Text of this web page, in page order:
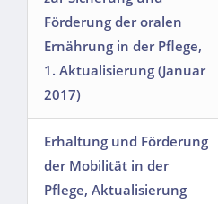
Förderung der oralen
Ernährung in der Pflege,
1. Aktualisierung (Januar
2017)
Erhaltung und Förderung
der Mobilität in der
Pflege, Aktualisierung